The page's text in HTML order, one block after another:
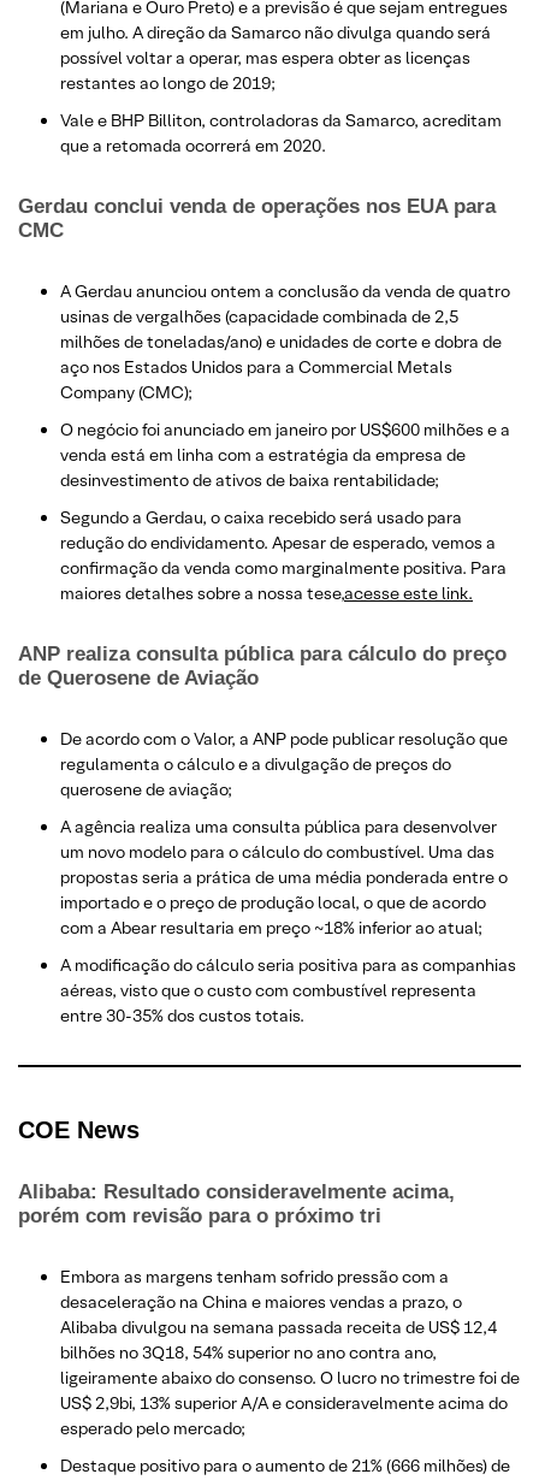
(Mariana e Ouro Preto) e a previsão é que sejam entregues
em julho. A direção da Samarco não divulga quando será
possível voltar a operar, mas espera obter as licenças
restantes ao longo de 2019​;
Vale e BHP Billiton, controladoras da Samarco, acreditam
que a retomada ocorrerá em 2020.
Gerdau conclui venda de operações nos EUA para
CMC​
A Gerdau anunciou ontem a conclusão da venda de quatro
usinas de vergalhões (capacidade combinada de 2,5
milhões de toneladas/ano) e unidades de corte e dobra de
aço nos Estados Unidos para a Commercial Metals
Company (CMC);
O negócio foi anunciado em janeiro por US$600 milhões e a
venda está em linha com a estratégia da empresa de
desinvestimento de ativos de baixa rentabilidade​;
Segundo a Gerdau, o caixa recebido será usado para
redução do endividamento. Apesar de esperado, vemos a
confirmação da venda como marginalmente positiva​. Para
maiores detalhes sobre a nossa tese,acesse este link.
ANP realiza consulta pública para cálculo do preço
de Querosene de Aviação​
De acordo com o Valor, a ANP pode publicar resolução que
regulamenta o cálculo e a divulgação de preços do
querosene de aviação;
A agência realiza uma consulta pública para desenvolver
um novo modelo para o cálculo do combustível. Uma das
propostas seria a prática de uma média ponderada entre o
importado e o preço de produção local, o que de acordo
com a Abear resultaria em preço ~18% inferior ao atual;
A modificação do cálculo seria positiva para as companhias
aéreas, visto que o custo com combustível representa
entre 30-35% dos custos totais.​
COE News
Alibaba: Resultado consideravelmente acima,
porém com revisão para o próximo tri
Embora as margens tenham sofrido pressão com a
desaceleração na China e maiores vendas a prazo, o
Alibaba divulgou na semana passada receita de US$ 12,4
bilhões no 3Q18, 54% superior no ano contra ano,
ligeiramente abaixo do consenso. O lucro no trimestre foi de
US$ 2,9bi, 13% superior A/A e consideravelmente acima do
esperado pelo mercado;
Destaque positivo para o aumento de 21% (666 milhões) de